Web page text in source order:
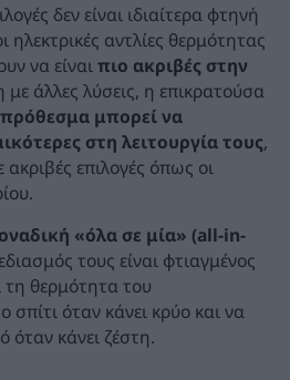
δεν είναι ιδιαίτερα φτηνή
ηλεκτρικές αντλίες θερμότητας
να είναιπιο ακριβές στην
με άλλες λύσεις, η επικρατούσα
μπορεί να
στη λειτουργία τους,
ακριβές επιλογές όπως οι
«όλα σε μία» (all-in-
τους είναι φτιαγμένος
τη θερμότητα του
σπίτι όταν κάνει κρύο και να
όταν κάνει ζέστη.